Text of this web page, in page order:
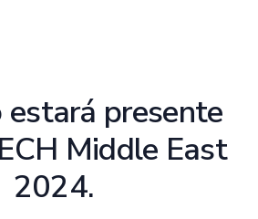
presente
Middle East
2024.